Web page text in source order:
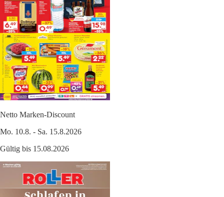
Netto Marken-Discount
Mo. 10.8. - Sa. 15.8.2026
Gültig bis 15.08.2026